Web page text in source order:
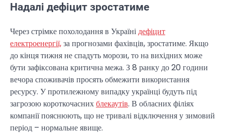
Надалі дефіцит зростатиме
Через стрімке похолодання в Українідефіцит
електроенергії,за прогнозами фахівців, зростатиме. Якщо
до кінця тижня не спадуть морози, то на вихідних може
бути зафіксована критична межа. З 8 ранку до 20 години
вечора споживачів просять обмежити використання
ресурсу. У протилежному випадку українці будуть під
загрозою короткочаснихблекаутів. В обласних філіях
компанії пояснюють, що не тривалі відключення у зимовий
період – нормальне явище.